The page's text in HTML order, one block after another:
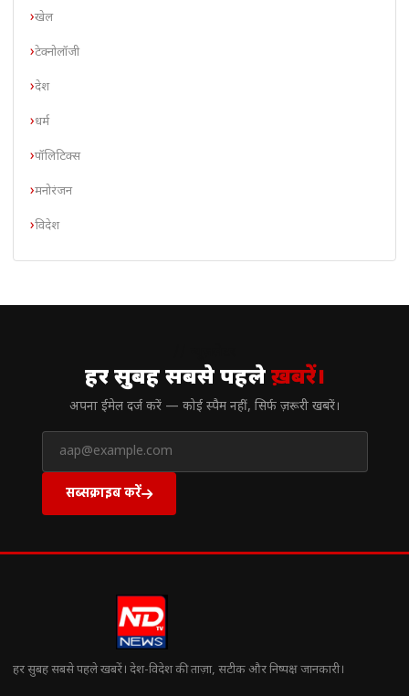
खेल
टेक्नोलॉजी
देश
धर्म
पॉलिटिक्स
मनोरंजन
विदेश
हर सुबह सबसे पहलेख़बरें।
अपना ईमेल दर्ज करें — कोई स्पैम नहीं, सिर्फ ज़रूरी खबरें।
सब्सक्राइब करें
हर सुबह सबसे पहले खबरें। देश-विदेश की ताज़ा, सटीक और निष्पक्ष जानकारी।